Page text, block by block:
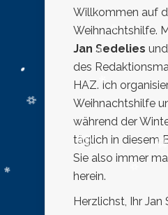
Willkommen auf
Weihnachtshilfe.
Jan Sedelies
des
HAZ. Ich
Weihnachtshilfe
während der
täglich in diesem
Sie also immer
herein.
Herzlichst, Ihr Jan